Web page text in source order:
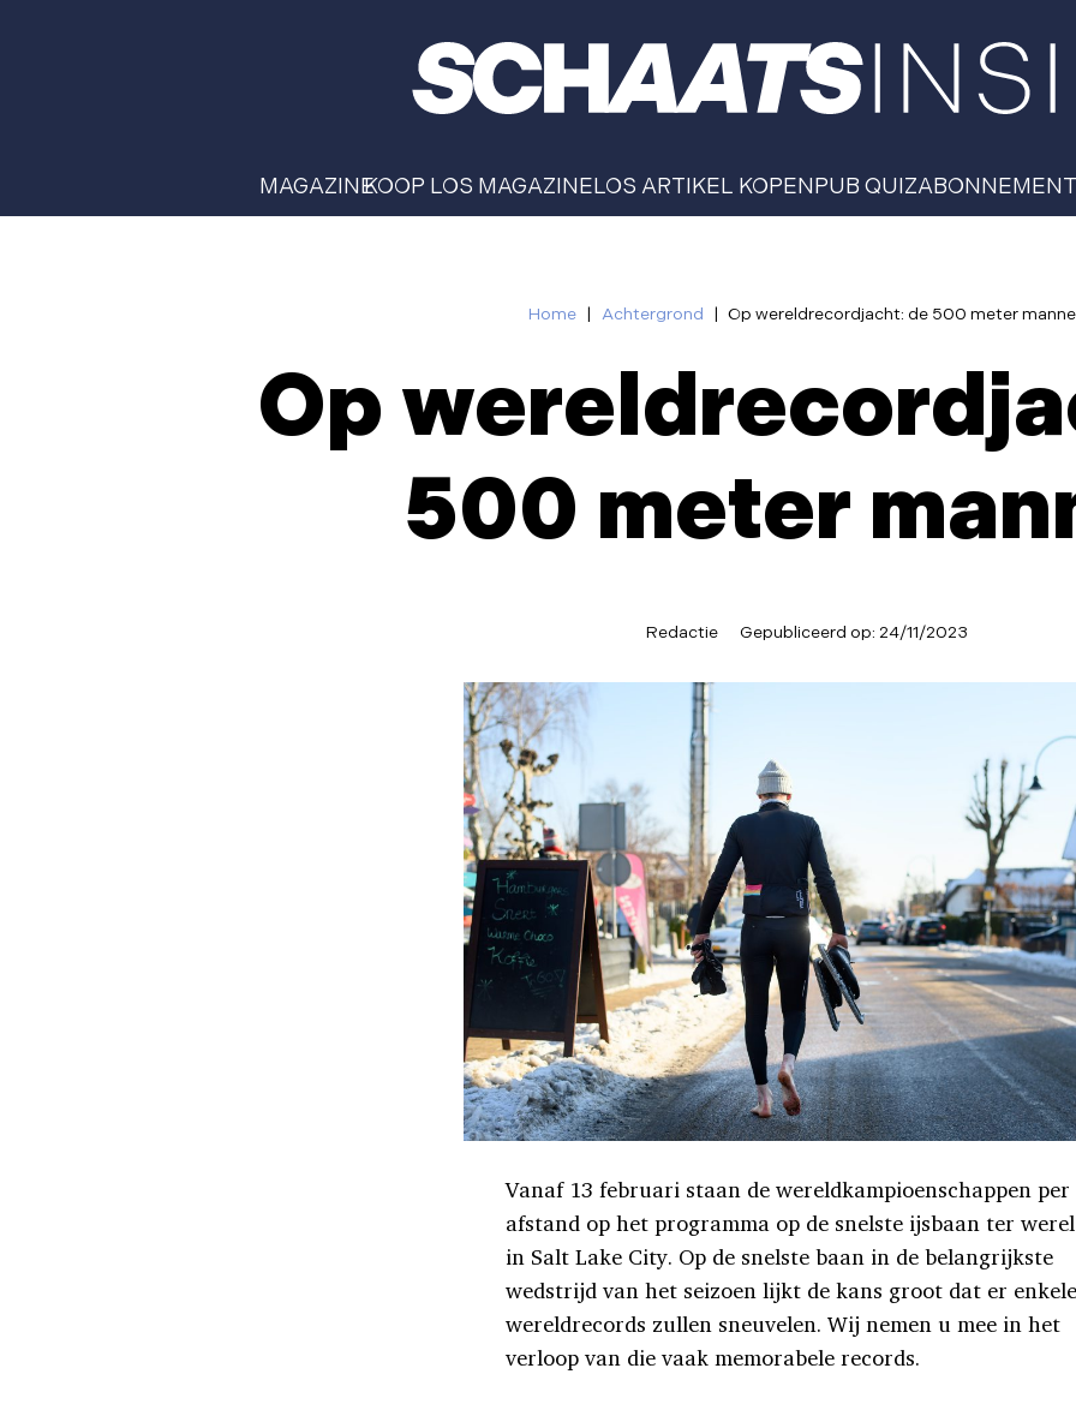
MAGAZINEKOOP LOS MAGAZINELOS ARTIKEL KOPENPUB QUIZABONNEMENT
Home | Achtergrond | Op wereldrecordjacht: de 500 meter
Op
500 meter
Redactie Gepubliceerd op: 24/11/2023
Vanaf 13 februari staan de wereldkampioenschappen per
afstand op het programma op de snelste ijsbaan ter
in Salt Lake City. Op de snelste baan in de belangrijkste
wedstrijd van het seizoen lijkt de kans groot dat er
wereldrecords zullen sneuvelen. Wij nemen u mee in het
verloop van die vaak memorabele records.